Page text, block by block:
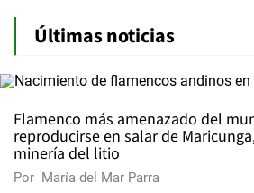
Últimas noticias
Flamenco más amenazado del
reproducirse en salar de
minería del litio
Por María del Mar Parra